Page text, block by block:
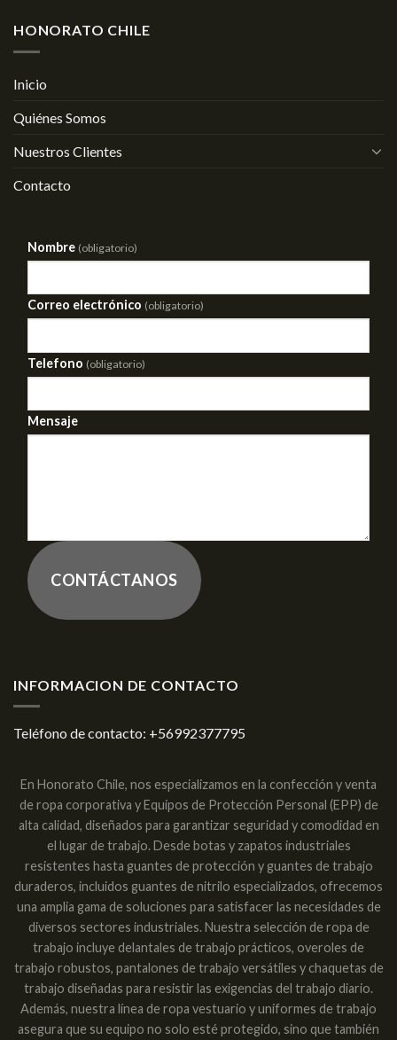
HONORATO CHILE
Inicio
Quiénes Somos
Nuestros Clientes
Contacto
Nombre (obligatorio)
Correo electrónico (obligatorio)
Telefono (obligatorio)
Mensaje
CONTÁCTANOS
INFORMACION DE CONTACTO
Teléfono de contacto: +56992377795
En Honorato Chile, nos especializamos en la confección y venta
de ropa corporativa y Equipos de Protección Personal (EPP) de
alta calidad, diseñados para garantizar seguridad y comodidad en
el lugar de trabajo. Desde botas y zapatos industriales
resistentes hasta guantes de protección y guantes de trabajo
duraderos, incluidos guantes de nitrilo especializados, ofrecemos
una amplia gama de soluciones para satisfacer las necesidades de
diversos sectores industriales. Nuestra selección de ropa de
trabajo incluye delantales de trabajo prácticos, overoles de
trabajo robustos, pantalones de trabajo versátiles y chaquetas de
trabajo diseñadas para resistir las exigencias del trabajo diario.
Además, nuestra línea de ropa vestuario y uniformes de trabajo
asegura que su equipo no solo esté protegido, sino que también